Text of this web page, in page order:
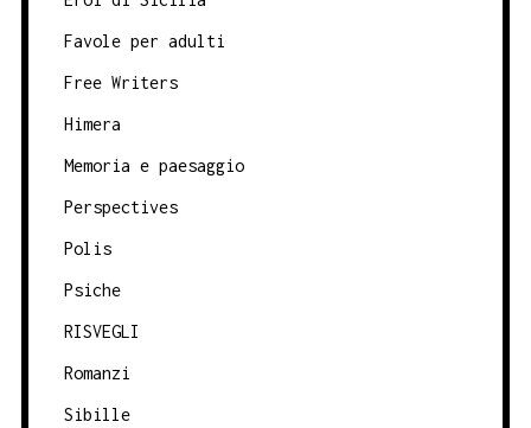
Favole per adulti
Free Writers
Himera
Memoria e paesaggio
Perspectives
Polis
Psiche
RISVEGLI
Romanzi
Sibille